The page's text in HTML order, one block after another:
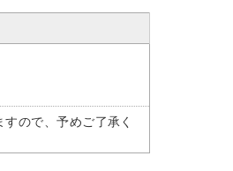
ので、予めご了承く